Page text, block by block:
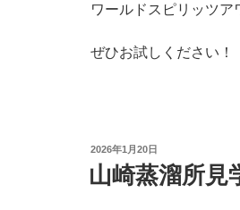
ワールドスピリッツア
ぜひお試しください！
投
稿
2026年1月20日
山崎蒸溜所見